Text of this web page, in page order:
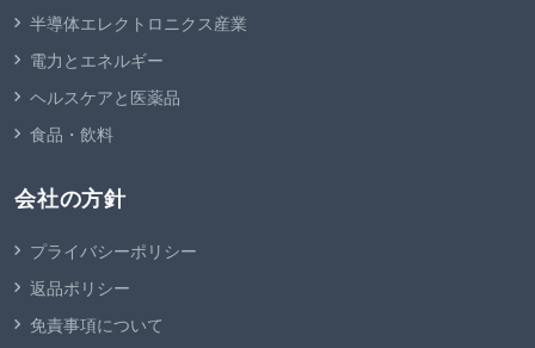
半導体エレクトロニクス産業
電力とエネルギー
ヘルスケアと医薬品
食品・飲料
会社の方針
プライバシーポリシー
返品ポリシー
免責事項について